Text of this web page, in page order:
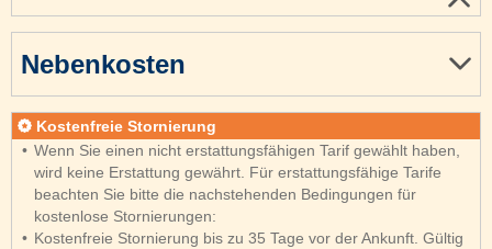
Nebenkosten
Kostenfreie Stornierung
Wenn Sie einen nicht erstattungsfähigen Tarif gewählt haben,
wird keine Erstattung gewährt. Für erstattungsfähige Tarife
beachten Sie bitte die nachstehenden Bedingungen für
kostenlose Stornierungen:
Kostenfreie Stornierung bis zu 35 Tage vor der Ankunft. Gültig